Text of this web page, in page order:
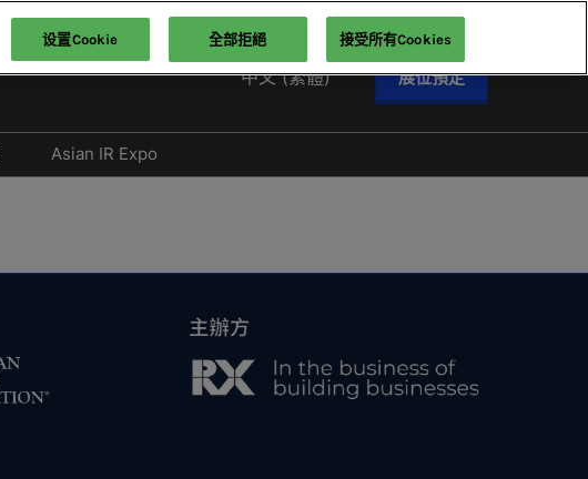
中文 (繁體) 展位預定
Asian IR Expo
设置Cookie 全部拒絕 接受所有Cookies